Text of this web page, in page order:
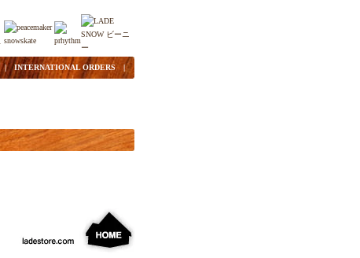
|INTERNATIONAL ORDERS |